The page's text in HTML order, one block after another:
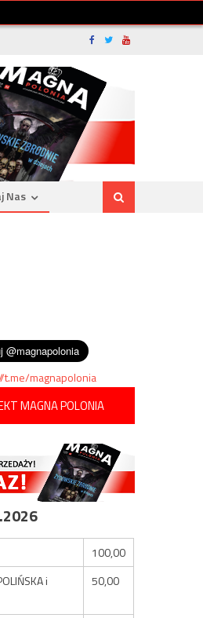
Nas
t.me/magnapolonia
MAGNA POLONIA
100,00
i
50,00